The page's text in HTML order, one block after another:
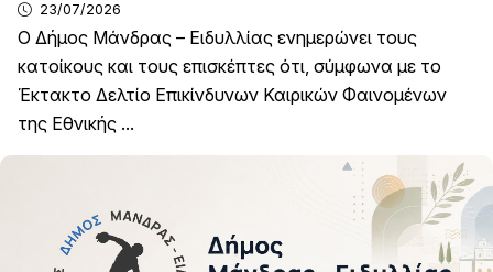
23/07/2026
Ο Δήμος Μάνδρας – Ειδυλλίας ενημερώνει τους
κατοίκους και τους επισκέπτες ότι, σύμφωνα με το
Έκτακτο Δελτίο Επικίνδυνων Καιρικών Φαινομένων
της Εθνικής ...